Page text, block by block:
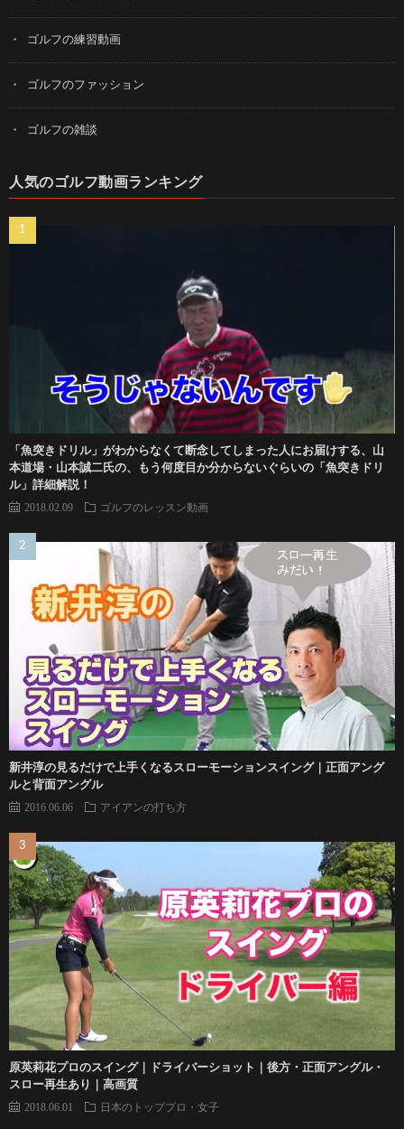
ゴルフの練習動画
ゴルフのファッション
ゴルフの雑談
人気のゴルフ動画ランキング
「魚突きドリル」がわからなくて断念してしまった人にお届けする、山
本道場・山本誠二氏の、もう何度目か分からないぐらいの「魚突きドリ
ル」詳細解説！
2018.02.09 ゴルフのレッスン動画
新井淳の見るだけで上手くなるスローモーションスイング｜正面アング
ルと背面アングル
2016.06.06 アイアンの打ち方
原英莉花プロのスイング｜ドライバーショット｜後方・正面アングル・
スロー再生あり｜高画質
2018.06.01 日本のトッププロ・女子